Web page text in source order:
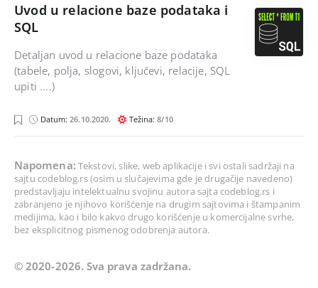
l
Uvod u relacione baze podataka i
SQL
Detaljan uvod u relacione baze podataka
(tabele, polja, slogovi, ključevi, relacije, SQL
upiti ....)
Datum:26.10.2020. Težina:8/10
l
Napomena: Tekstovi, slike, web aplikacije i svi ostali sadržaji na
sajtu codeblog.rs(osim u slučajevima gde je drugačije navedeno)
predstavljaju intelektualnu svojinu autora sajta codeblog.rs i
zabranjeno je njihovo korišćenje na drugim sajtovima i štampanim
medijima, kao i bilo kakvo drugo korišćenje u komercijalne svrhe,
bez eksplicitnog pismenog odobrenja autora.
© 2020-2026. Sva prava zadržana.